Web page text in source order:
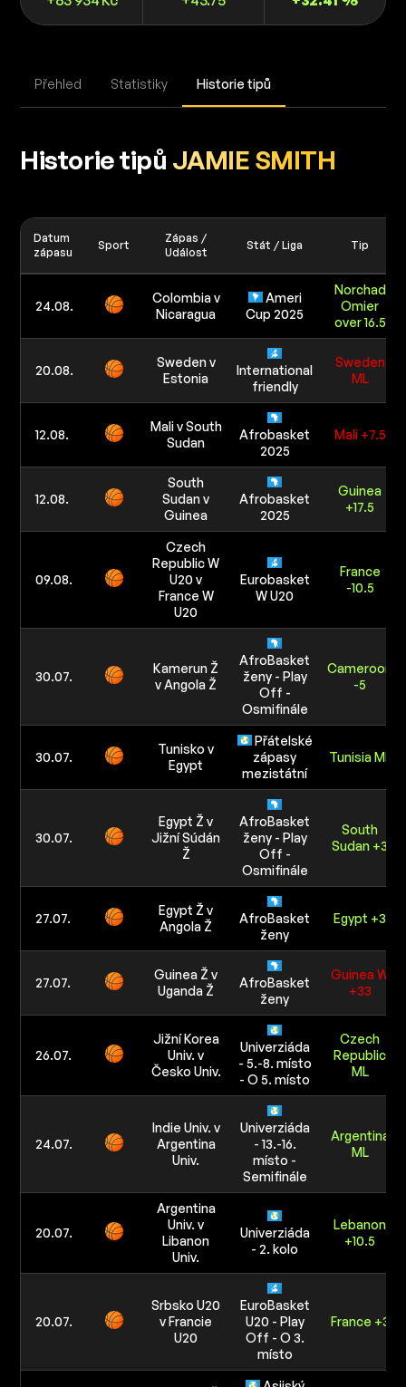
Přehled Statistiky Historie tipů
Historie tipů JAMIE SMITH
Datum
zápasu
Sport
Zápas /
Událost
Stát / Liga Tip
24.08.
Colombia v
Nicaragua
Ameri
Cup 2025
Norchad
Omier
over 16.5
20.08.
Sweden v
Estonia
International
friendly
Sweden
ML
12.08.
Mali v South
Sudan
Afrobasket
2025
Mali +7.5
12.08.
South
Sudan v
Guinea
Afrobasket
2025
Guinea
+17.5
09.08.
Czech
Republic W
U20 v
France W
U20
Eurobasket
W U20
France
-10.5
30.07.
Kamerun Ž
v Angola Ž
AfroBasket
ženy - Play
Off -
Osmifinále
Cameroon
-5
30.07.
Tunisko v
Egypt
Přátelské
zápasy
mezistátní
Tunisia ML
30.07.
Egypt Ž v
Jižní Súdán
Ž
AfroBasket
ženy - Play
Off -
Osmifinále
South
Sudan +3
27.07.
Egypt Ž v
Angola Ž
AfroBasket
ženy
Egypt +3
27.07.
Guinea Ž v
Uganda Ž
AfroBasket
ženy
Guinea W
+33
26.07.
Jižní Korea
Univ. v
Česko Univ.
Univerziáda
- 5.-8. místo
- O 5. místo
Czech
Republic
ML
24.07.
Indie Univ. v
Argentina
Univ.
Univerziáda
- 13.-16.
místo -
Semifinále
Argentina
ML
20.07.
Argentina
Univ. v
Libanon
Univ.
Univerziáda
- 2. kolo
Lebanon
+10.5
20.07.
Srbsko U20
v Francie
U20
EuroBasket
U20 - Play
Off - O 3.
místo
France +3